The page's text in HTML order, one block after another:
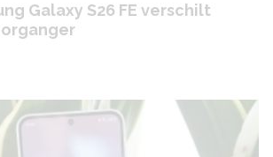
Galaxy S26 FE verschilt